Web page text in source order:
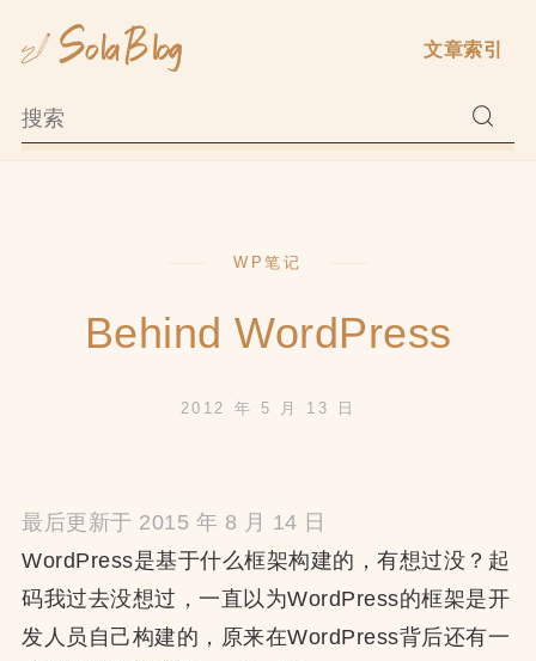
文章索引
WP笔记
Behind WordPress
2012 年 5 月 13 日
最后更新于 2015 年 8 月 14 日
WordPress是基于什么框架构建的，有想过没？起
码我过去没想过，一直以为WordPress的框架是开
发人员自己构建的，原来在WordPress背后还有一